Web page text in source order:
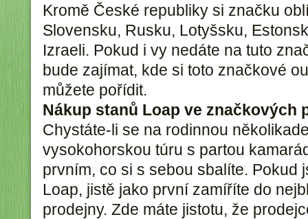
Kromě České republiky si značku
Slovensku, Rusku, Lotyšsku,
Izraeli. Pokud i vy nedáte na tuto
bude zajímat, kde si toto značkové
můžete pořídit.
Nákup stanů Loap ve značkových
Chystáte-li se na rodinnou
vysokohorskou túru s partou
prvním, co si s sebou sbalíte. Pokud
Loap, jistě jako první zamíříte do
prodejny. Zde máte jistotu, že